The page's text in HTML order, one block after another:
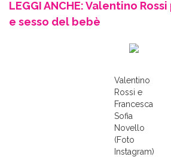
LEGGI ANCHE: Valentino
e sesso del bebè
Valentino
Rossi e
Francesca
Sofia
Novello
(Foto
Instagram)